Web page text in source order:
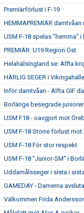
Premiärförlust i F-19
HEMMAPREMIÄR
USM F-18 spelas "hemma" i
PREMIÄR: U19 Region Öst
Helahälsingland.se: Alfta
HÄRLIG SEGER i
Inför damtvåan - Alfta GIF
Borlänge besegrade
USM F18 - oavgjort mot
USM F-18 Större förlust mot
USM F-18 För stor respekt
USM F-18 "Junior-SM" i
Uddamålsseger i sista i
GAMEDAY - Damerna
Välkommen Frida